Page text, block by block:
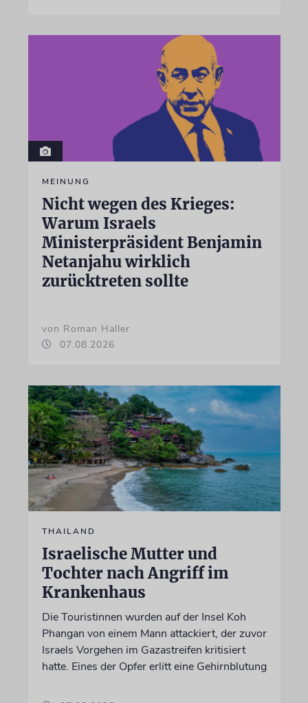
MEINUNG
Nicht wegen des Krieges:
Warum Israels
Ministerpräsident Benjamin
Netanjahu wirklich
zurücktreten sollte
von Roman Haller
07.08.2026
THAILAND
Israelische Mutter und
Tochter nach Angriff im
Krankenhaus
Die Touristinnen wurden auf der Insel Koh
Phangan von einem Mann attackiert, der zuvor
Israels Vorgehen im Gazastreifen kritisiert
hatte. Eines der Opfer erlitt eine Gehirnblutung